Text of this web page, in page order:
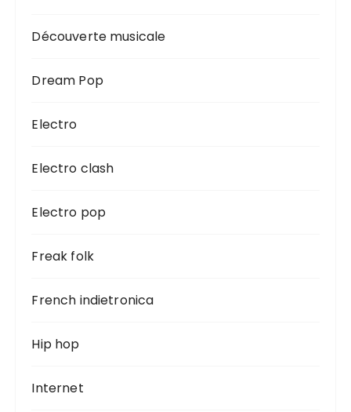
Découverte musicale
Dream Pop
Electro
Electro clash
Electro pop
Freak folk
French indietronica
Hip hop
Internet